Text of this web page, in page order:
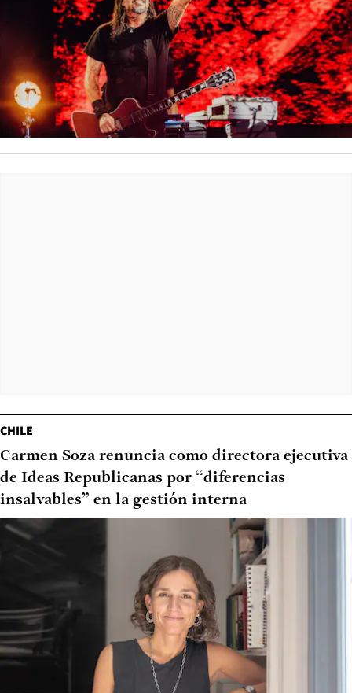
CHILE
Carmen Soza renuncia como directora ejecutiva
de Ideas Republicanas por “diferencias
insalvables” en la gestión interna